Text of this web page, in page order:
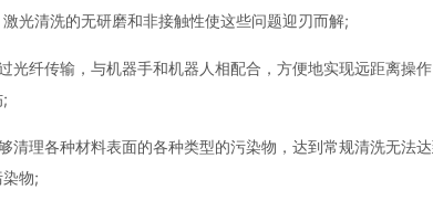
光清洗的无研磨和非接触性使这些问题迎刃而解;
光纤传输，与机器手和机器人相配合，方便地实现远距离操
清理各种材料表面的各种类型的污染物，达到常规清洗无法
物;